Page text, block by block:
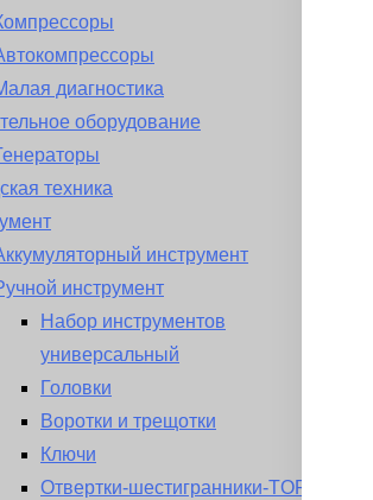
диагностика
оборудование
техника
инструмент
инструмент
Набор инструментов
универсальный
Головки
Воротки и трещотки
Ключи
Отвертки-шестигранники-TORX-